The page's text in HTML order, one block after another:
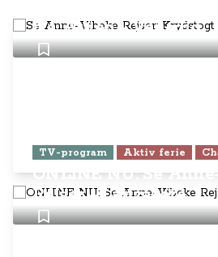
fra Athen - Venedig
TV-program Aktiv ferie
ONLINE NU: Se
Rejser - Lanzarote